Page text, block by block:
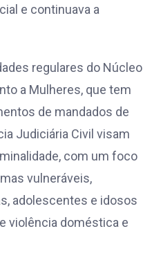
e continuava a
regulares do Núcleo
a Mulheres, que tem
de mandados de
Judiciária Civil visam
com um foco
vulneráveis,
adolescentes e idosos
violência doméstica e